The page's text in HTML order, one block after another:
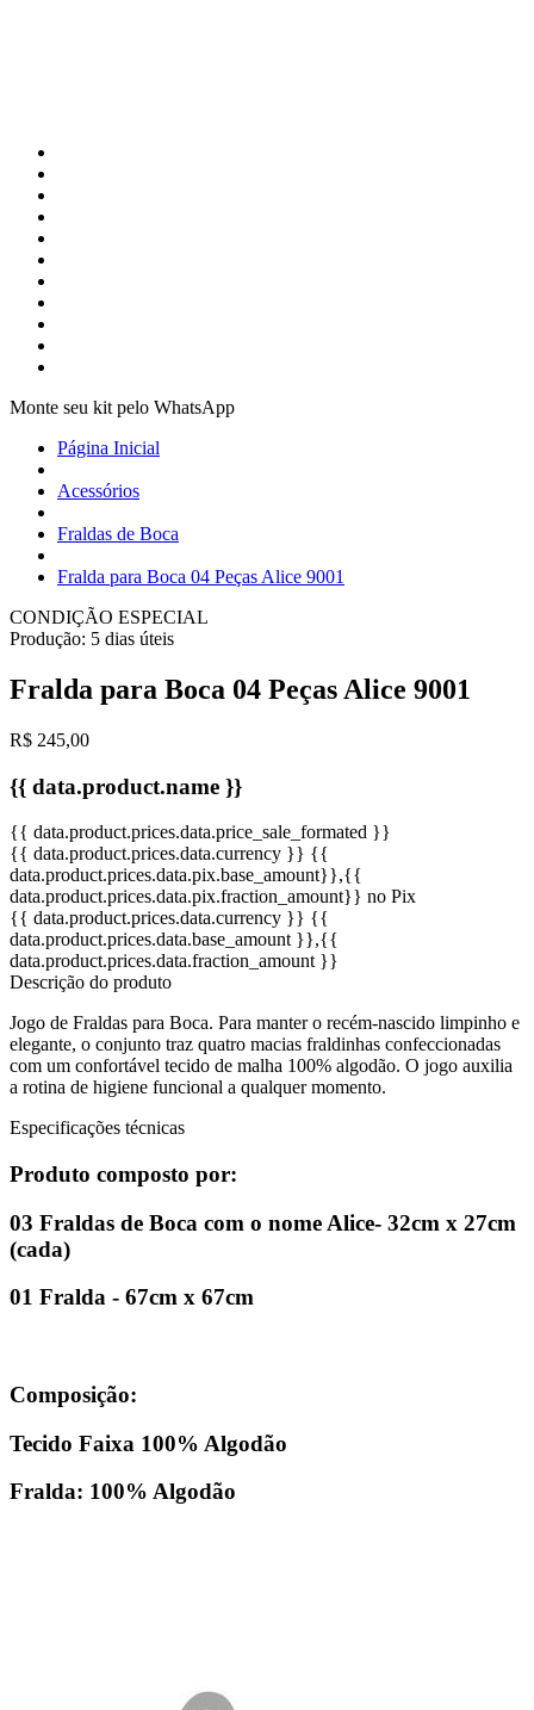
Monte seu kit pelo WhatsApp
Página Inicial
Acessórios
Fraldas de Boca
Fralda para Boca 04 Peças Alice 9001
CONDIÇÃO ESPECIAL
Produção: 5 dias úteis
Fralda para Boca 04 Peças Alice 9001
R$ 245,00
{{ data.product.name }}
{{ data.product.prices.data.price_sale_formated }}
{{ data.product.prices.data.currency }} {{
data.product.prices.data.pix.base_amount}},{{
data.product.prices.data.pix.fraction_amount}} no Pix
{{ data.product.prices.data.currency }} {{
data.product.prices.data.base_amount }},{{
data.product.prices.data.fraction_amount }}
Descrição do produto
Jogo de Fraldas para Boca. Para manter o recém-nascido limpinho e
elegante, o conjunto traz quatro macias fraldinhas confeccionadas
com um confortável tecido de malha 100% algodão. O jogo auxilia
a rotina de higiene funcional a qualquer momento.
Especificações técnicas
Produto composto por:
03 Fraldas de Boca com o nome Alice- 32cm x 27cm
(cada)
01 Fralda - 67cm x 67cm
Composição:
Tecido Faixa 100% Algodão
Fralda: 100% Algodão